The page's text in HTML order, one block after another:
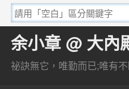
余小章 @ 大內
祕訣無它，唯勤而已;唯有